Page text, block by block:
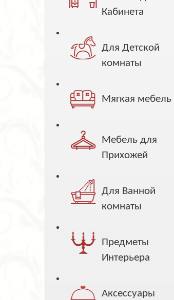
Кабинета
Для Детской
комнаты
Мягкая мебель
Мебель для
Прихожей
Для Ванной
комнаты
Предметы
Интерьера
Аксессуары